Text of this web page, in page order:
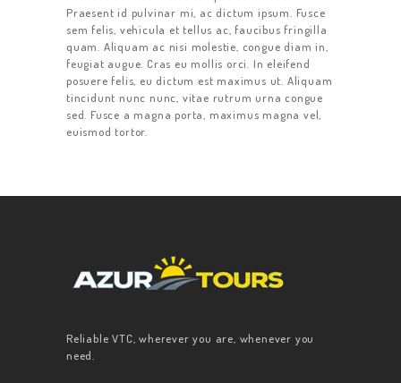
Praesent id pulvinar mi, ac dictum ipsum. Fusce
sem felis, vehicula et tellus ac, faucibus fringilla
quam. Aliquam ac nisi molestie, congue diam in,
feugiat augue. Cras eu mollis orci. In eleifend
posuere felis, eu dictum est maximus ut. Aliquam
tincidunt nunc nunc, vitae rutrum urna congue
sed. Fusce a magna porta, maximus magna vel,
euismod tortor.
Reliable VTC, wherever you are, whenever you
need.